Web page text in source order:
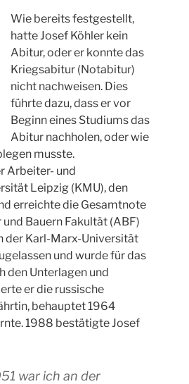
Wie bereits festgestellt,
hatte Josef Köhler kein
Abitur, oder er konnte das
Kriegsabitur (Notabitur)
nicht nachweisen. Dies
führte dazu, dass er vor
Beginn eines Studiums das
Abitur nachholen, oder wie
musste.
Arbeiter- und
Leipzig (KMU), den
erreichte die Gesamtnote
Bauern Fakultät (ABF)
der Karl-Marx-Universität
und wurde für das
den Unterlagen und
er die russische
behauptet 1964
1988 bestätigte Josef
war ich an der